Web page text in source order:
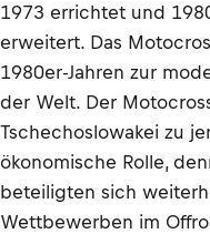
1973 errichtet und
erweitert. Das
1980er-Jahren zur
der Welt. Der
Tschechoslowakei zu
ökonomische Rolle,
beteiligten sich
Wettbewerben im